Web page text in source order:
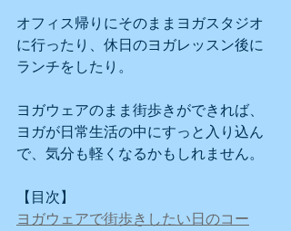
オフィス帰りにそのままヨガスタジオ
に行ったり、休日のヨガレッスン後に
ランチをしたり。
ヨガウェアのまま街歩きができれば、
ヨガが日常生活の中にすっと入り込ん
で、気分も軽くなるかもしれません。
【目次】
ヨガウェアで街歩きしたい日のコー